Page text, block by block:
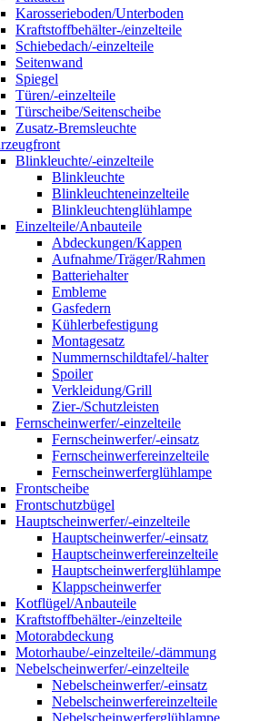
Karosserieboden/Unterboden
Kraftstoffbehälter-/einzelteile
Schiebedach/-einzelteile
Seitenwand
Spiegel
Türen/-einzelteile
Türscheibe/Seitenscheibe
Zusatz-Bremsleuchte
Blinkleuchte/-einzelteile
Blinkleuchte
Blinkleuchteneinzelteile
Blinkleuchtenglühlampe
Einzelteile/Anbauteile
Abdeckungen/Kappen
Aufnahme/Träger/Rahmen
Batteriehalter
Embleme
Gasfedern
Kühlerbefestigung
Montagesatz
Nummernschildtafel/-halter
Spoiler
Verkleidung/Grill
Zier-/Schutzleisten
Fernscheinwerfer/-einzelteile
Fernscheinwerfer/-einsatz
Fernscheinwerfereinzelteile
Fernscheinwerferglühlampe
Frontscheibe
Frontschutzbügel
Hauptscheinwerfer/-einzelteile
Hauptscheinwerfer/-einsatz
Hauptscheinwerfereinzelteile
Hauptscheinwerferglühlampe
Klappscheinwerfer
Kotflügel/Anbauteile
Kraftstoffbehälter-/einzelteile
Motorabdeckung
Motorhaube/-einzelteile/-dämmung
Nebelscheinwerfer/-einzelteile
Nebelscheinwerfer/-einsatz
Nebelscheinwerfereinzelteile
Nebelscheinwerferglühlampe